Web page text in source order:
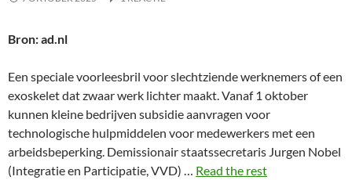
Bron: ad.nl
Een speciale voorleesbril voor slechtziende werknemers of een
exoskelet dat zwaar werk lichter maakt. Vanaf 1 oktober
kunnen kleine bedrijven subsidie aanvragen voor
technologische hulpmiddelen voor medewerkers met een
arbeidsbeperking. Demissionair staatssecretaris Jurgen Nobel
(Integratie en Participatie, VVD) … Read the rest